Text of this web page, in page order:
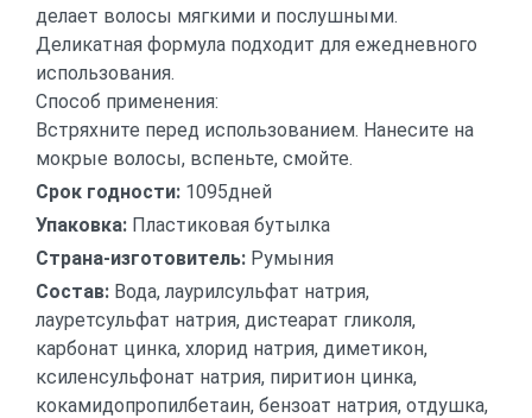
делает волосы мягкими и послушными.
Деликатная формула подходит для ежедневного
использования.
Способ применения:
Встряхните перед использованием. Нанесите на
мокрые волосы, вспеньте, смойте.
Срок годности: 1095дней
Упаковка: Пластиковая бутылка
Страна-изготовитель: Румыния
Состав: Вода, лаурилсульфат натрия,
лауретсульфат натрия, дистеарат гликоля,
карбонат цинка, хлорид натрия, диметикон,
ксиленсульфонат натрия, пиритион цинка,
кокамидопропилбетаин, бензоат натрия, отдушка,